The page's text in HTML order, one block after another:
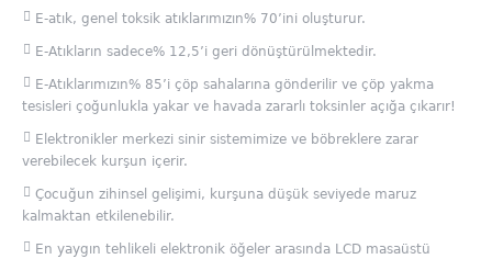
E-atık, genel toksik atıklarımızın% 70’ini oluşturur.
E-Atıkların sadece% 12,5’i geri dönüştürülmektedir.
E-Atıklarımızın% 85’i çöp sahalarına gönderilir ve çöp yakma
tesisleri çoğunlukla yakar ve havada zararlı toksinler açığa çıkarır!
Elektronikler merkezi sinir sistemimize ve böbreklere zarar
verebilecek kurşun içerir.
Çocuğun zihinsel gelişimi, kurşuna düşük seviyede maruz
kalmaktan etkilenebilir.
En yaygın tehlikeli elektronik öğeler arasında LCD masaüstü